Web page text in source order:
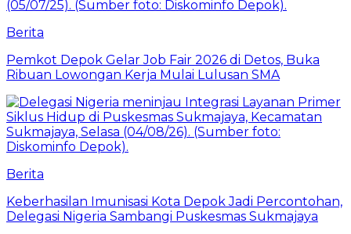
Berita
Pemkot Depok Gelar Job Fair 2026 di Detos, Buka
Ribuan Lowongan Kerja Mulai Lulusan SMA
Berita
Keberhasilan Imunisasi Kota Depok Jadi Percontohan,
Delegasi Nigeria Sambangi Puskesmas Sukmajaya